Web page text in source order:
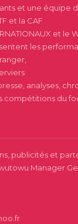
et une équipe
et la CAF
et le
les
analyses,
compétitions du
publicités et
Manager